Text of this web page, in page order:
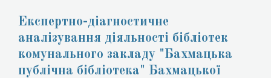
Експертно-діагностичне
аналізування діяльності бібліотек
комунального закладу "Бахмацька
публічна бібліотека" Бахмацької